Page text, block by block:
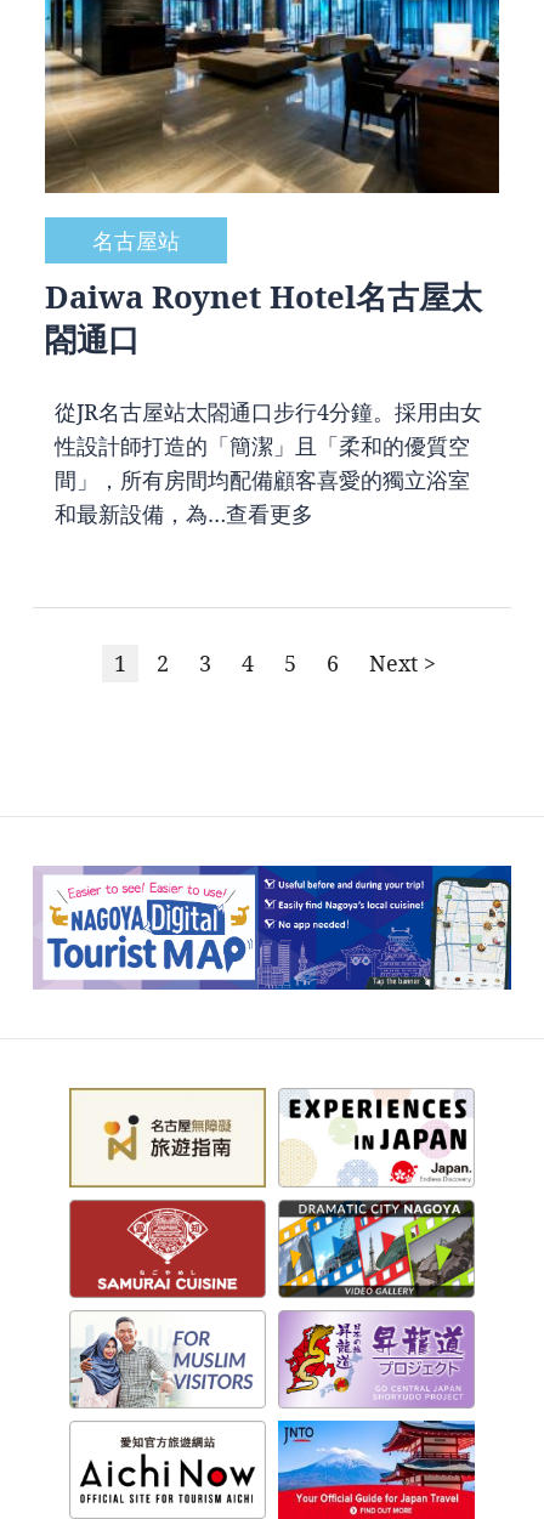
名古屋站
Daiwa Roynet Hotel名古屋太
閤通口
從JR名古屋站太閤通口步行4分鐘。採用由女
性設計師打造的「簡潔」且「柔和的優質空
間」，所有房間均配備顧客喜愛的獨立浴室
和最新設備，為…查看更多
1 2 3 4 5 6 Next >